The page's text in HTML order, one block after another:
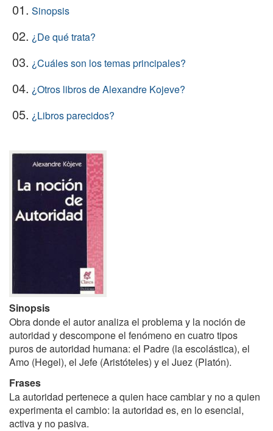
01. Sinopsis
02. ¿De qué trata?
03. ¿Cuáles son los temas principales?
04. ¿Otros libros de Alexandre Kojeve?
05. ¿Libros parecidos?
Sinopsis
Obra donde el autor analiza el problema y la noción de
autoridad y descompone el fenómeno en cuatro tipos
puros de autoridad humana: el Padre (la escolástica), el
Amo (Hegel), el Jefe (Aristóteles) y el Juez (Platón).
Frases
La autoridad pertenece a quien hace cambiar y no a quien
experimenta el cambio: la autoridad es, en lo esencial,
activa y no pasiva.